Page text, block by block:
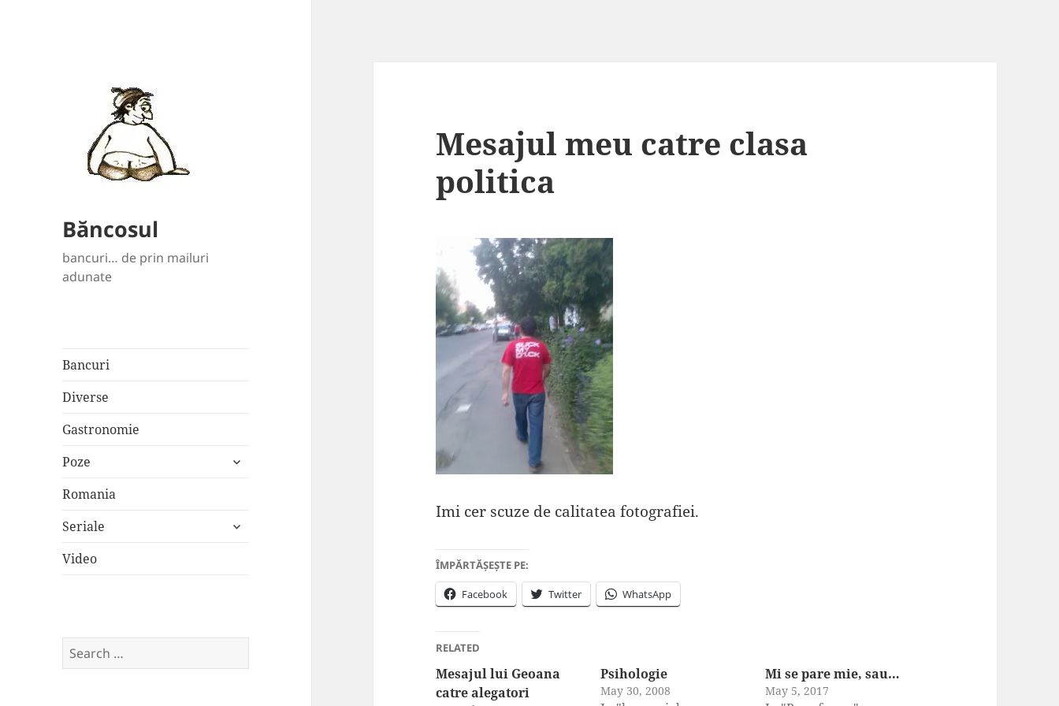
Băncosul
bancuri… de prin mailuri
adunate
Bancuri
Diverse
Gastronomie
Poze
expand
Romania
Seriale
expand
Video
Search
for:
Mesajul meu catre clasa
politica
Imi cer scuze de calitatea fotografiei.
ÎMPĂRTĂȘEȘTE PE:
Facebook Twitter WhatsApp
RELATED
Mesajul lui Geoana
catre alegatori
Psihologie
May 30, 2008
Mi se pare mie, sau…
May 5, 2017